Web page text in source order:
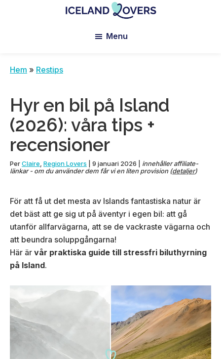
Claire
Menu
Hem » Restips
Hyr en bil på Island
(2026): våra tips +
recensioner
PerClaire Region Lovers 9 januari 2026
innehåller affiliate-
länkar - om du använder dem får vi en liten provision (detaljer)
För att få ut det mesta av Islands fantastiska natur är
det bäst att ge sig ut på äventyr i egen bil: att gå
utanför allfarvägarna, att se de vackraste vägarna och
att beundra soluppgångarna!
Här är vår praktiska guide till stressfri biluthyrning
på Island.